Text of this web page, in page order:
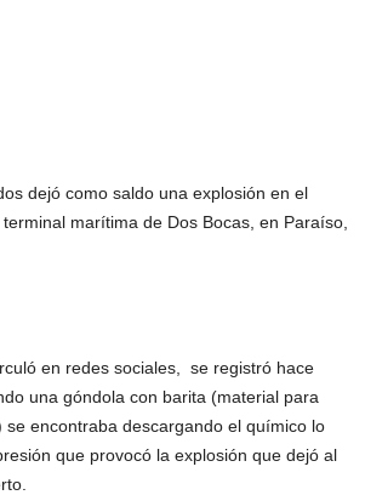
dejó como saldo una explosión en el
marítima de Dos Bocas, en Paraíso,
en redes sociales, se registró hace
una góndola con barita (material para
se encontraba descargando el químico lo
que provocó la explosión que dejó al